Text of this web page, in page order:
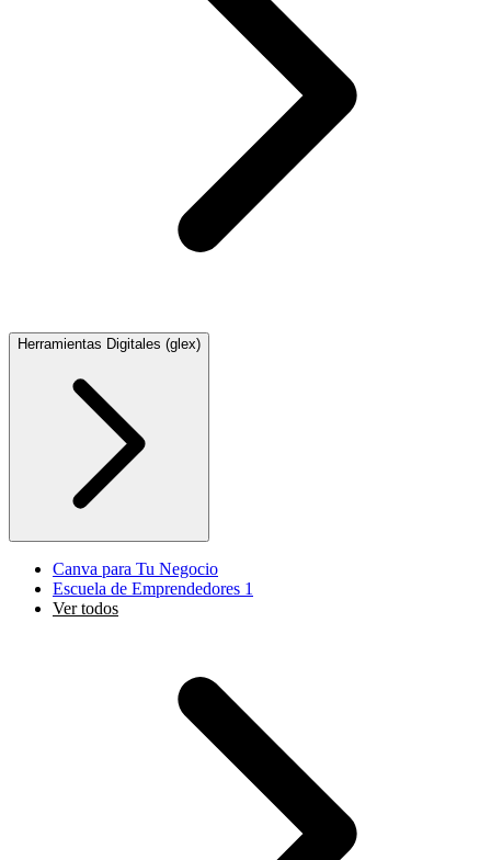
Herramientas Digitales (glex)
Canva para Tu Negocio
Escuela de Emprendedores 1
Ver todos